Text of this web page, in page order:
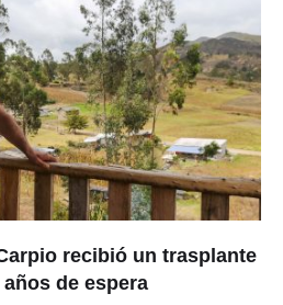
recibió un trasplante
de espera